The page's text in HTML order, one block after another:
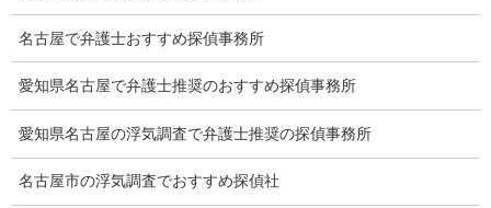
調査料金のご質問
調査員の人数（浮気調査）
調査プランのご依頼の割合
名古屋で弁護士おすすめ探偵事務所
愛知県名古屋で弁護士推奨のおすすめ探偵事務所
愛知県名古屋の浮気調査で弁護士推奨の探偵事務所
名古屋市の浮気調査でおすすめ探偵社